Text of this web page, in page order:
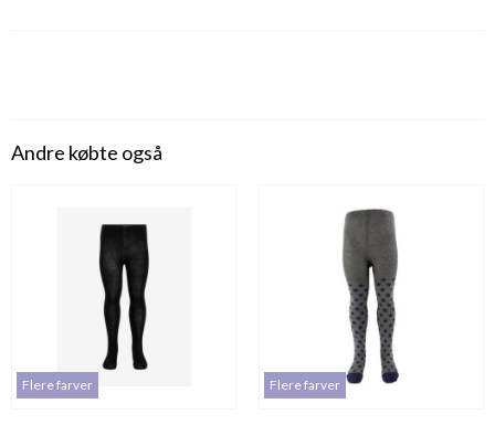
Andre købte også
Flere farver Flere farver